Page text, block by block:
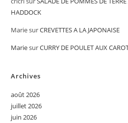
HADDOCK
MariesurCREVETTES A LA JAPONAISE
MariesurCURRY DE POULET AUX
Archives
août 2026
juillet 2026
juin 2026